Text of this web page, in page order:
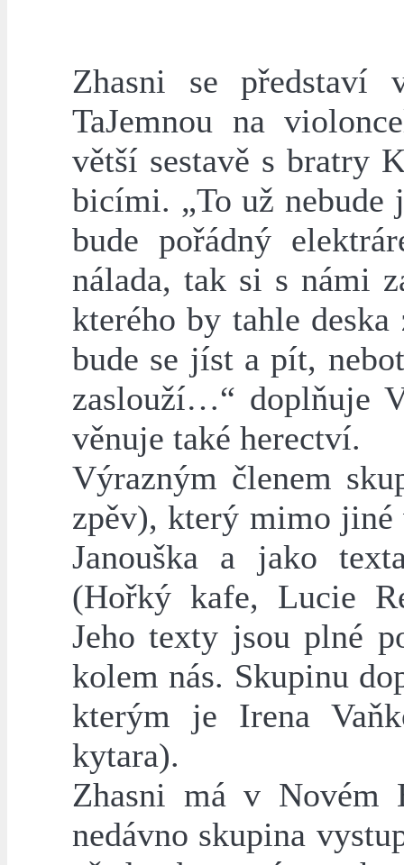
Zhasni se představí
TaJemnou na
větší sestavě s bratry
bicími. „To už nebude
bude pořádný
nálada, tak si s námi
kterého by tahle
bude se jíst a pít,
zaslouží…“ doplňuje
věnuje také herectví.
Výrazným členem
zpěv), který mimo jiné
Janouška a jako
(Hořký kafe, Lucie
Jeho texty jsou plné
kolem nás. Skupinu
kterým je Irena
kytara).
Zhasni má v Novém
nedávno skupina